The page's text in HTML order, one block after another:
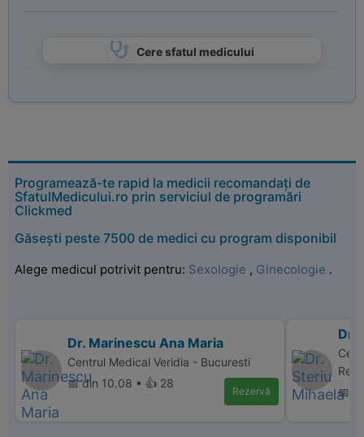
Cere sfatul medicului
Programează-te rapid la medicii recomandați de
SfatulMedicului.ro prin serviciul de programări
Clickmed
Găsești peste 7500 de medici cu program disponibil
Alege medicul potrivit pentru: Sexologie , Ginecologie .
Dr. Marinescu Ana Maria
Centrul Medical Veridia - Bucuresti
📅 din 10.08 • 👍 28
Rezervă
Dr.
📅